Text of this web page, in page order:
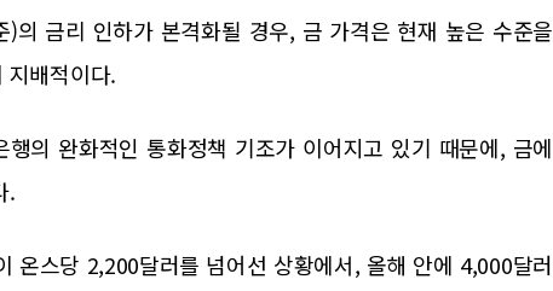
)의 금리 인하가 본격화될 경우, 금 가격은 현재 높은 수준을
지배적이다.
의 완화적인 통화정책 기조가 이어지고 있기 때문에, 금에
.
온스당 2,200달러를 넘어선 상황에서, 올해 안에 4,000달러